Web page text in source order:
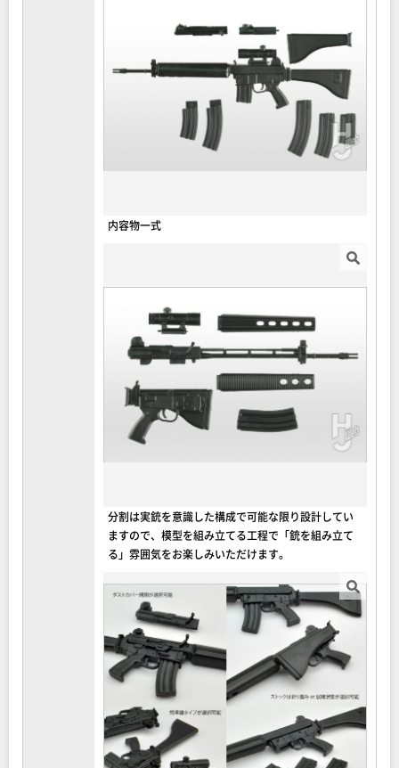
・AR18本体×１
内容物一式
分割は実銃を意識した構成で可能な限り設計してい
ますので、模型を組み立てる工程で「銃を組み立て
る」雰囲気をお楽しみいただけます。